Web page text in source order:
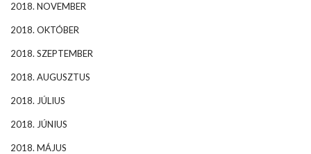
2018. NOVEMBER
2018. OKTÓBER
2018. SZEPTEMBER
2018. AUGUSZTUS
2018. JÚLIUS
2018. JÚNIUS
2018. MÁJUS